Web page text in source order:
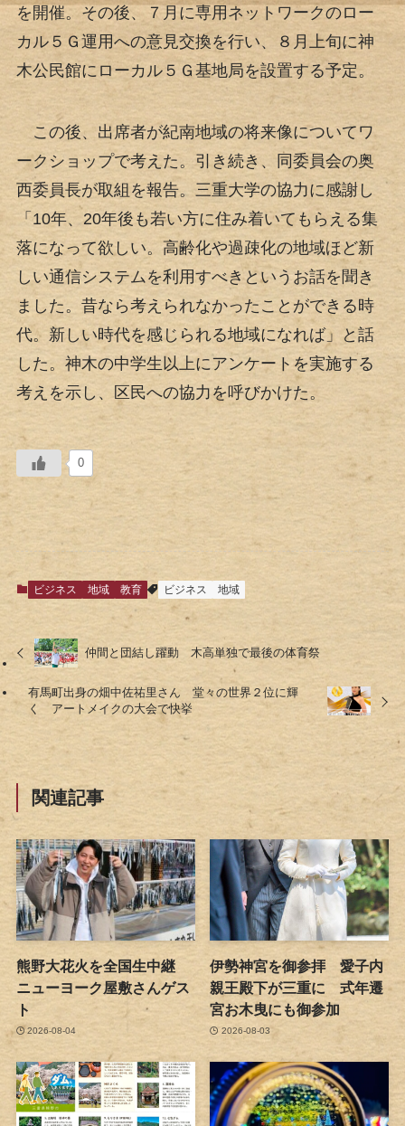
を開催。その後、７月に専用ネットワークのロー
カル５Ｇ運用への意見交換を行い、８月上旬に神
木公民館にローカル５Ｇ基地局を設置する予定。
この後、出席者が紀南地域の将来像についてワ
ークショップで考えた。引き続き、同委員会の奥
西委員長が取組を報告。三重大学の協力に感謝し
「10年、20年後も若い方に住み着いてもらえる集
落になって欲しい。高齢化や過疎化の地域ほど新
しい通信システムを利用すべきというお話を聞き
ました。昔なら考えられなかったことができる時
代。新しい時代を感じられる地域になれば」と話
した。神木の中学生以上にアンケートを実施する
考えを示し、区民への協力を呼びかけた。
0
ビジネス 地域 教育 ビジネス 地域
仲間と団結し躍動 木高単独で最後の体育祭
有馬町出身の畑中佐祐里さん 堂々の世界２位に輝
く アートメイクの大会で快挙
関連記事
熊野大花火を全国生中継
ニューヨーク屋敷さんゲス
ト
2026-08-04
伊勢神宮を御参拝 愛子内
親王殿下が三重に 式年遷
宮お木曳にも御参加
2026-08-03